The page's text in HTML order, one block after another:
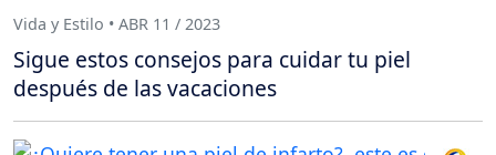
Vida y Estilo • ABR 11 / 2023
Sigue estos consejos para cuidar tu piel
después de las vacaciones